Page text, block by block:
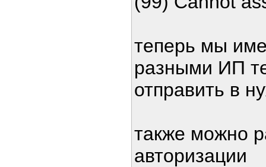
теперь мы
разными ИП
отправить в
также можно
авторизации